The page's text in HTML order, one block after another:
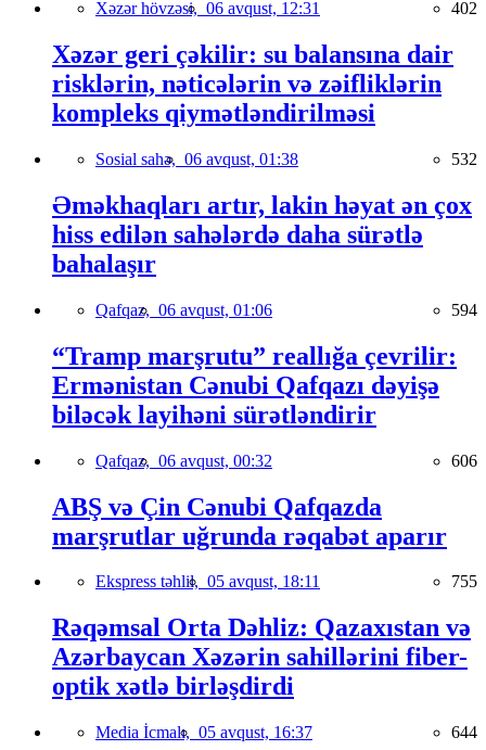
Xəzər hövzəsi, 06 avqust, 12:31 402
Xəzər geri çəkilir: su balansına dair
risklərin, nəticələrin və zəifliklərin
kompleks qiymətləndirilməsi
Sosial sahə, 06 avqust, 01:38 532
Əməkhaqları artır, lakin həyat ən çox
hiss edilən sahələrdə daha sürətlə
bahalaşır
Qafqaz, 06 avqust, 01:06 594
“Tramp marşrutu” reallığa çevrilir:
Ermənistan Cənubi Qafqazı dəyişə
biləcək layihəni sürətləndirir
Qafqaz, 06 avqust, 00:32 606
ABŞ və Çin Cənubi Qafqazda
marşrutlar uğrunda rəqabət aparır
Ekspress təhlil, 05 avqust, 18:11 755
Rəqəmsal Orta Dəhliz: Qazaxıstan və
Azərbaycan Xəzərin sahillərini fiber-
optik xətlə birləşdirdi
Media İcmalı, 05 avqust, 16:37 644